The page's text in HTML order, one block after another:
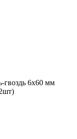
гвоздь 6х60 мм